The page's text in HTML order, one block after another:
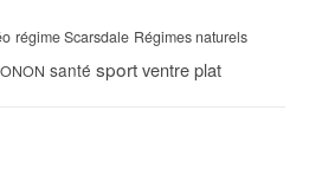
régime Scarsdale Régimes naturels
santé sportventre plat